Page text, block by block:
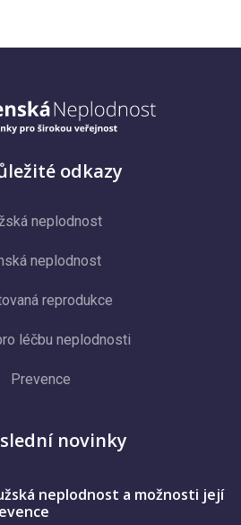
odkazy
neplodnost
neplodnost
reprodukce
léčbu neplodnosti
Prevence
novinky
neplodnost a možnosti její